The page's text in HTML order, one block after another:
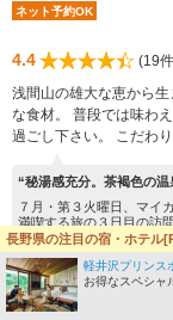
ネット予約OK
4.4
(19
浅間山の雄大な恵から
な食材。 普段では味わ
過ごし下さい。 こだわ
“秘湯感充分。茶褐色の
７月・第３火曜日、マイ
満喫する旅の３日目の訪問
(2)【電車】しなの鉄
長野県の注目の宿・ホテル
軽井沢プリン
お得なスペシャ